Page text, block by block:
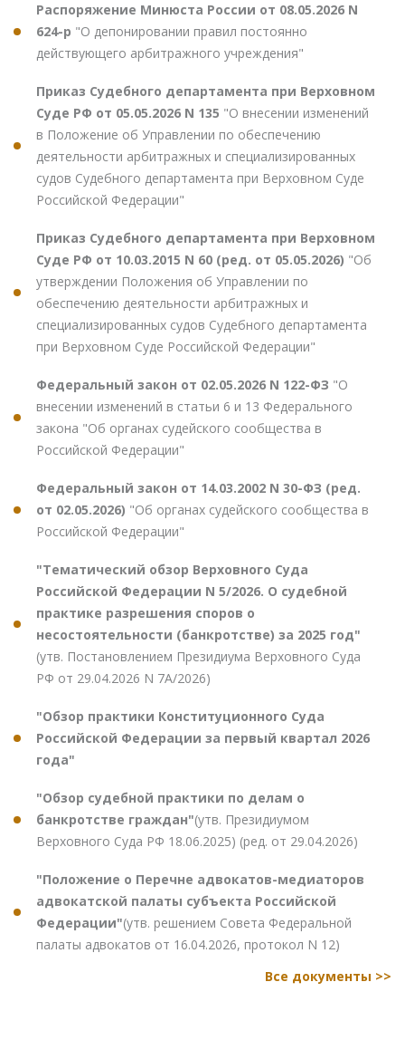
Распоряжение Минюста России от 08.05.2026 N
624-р "О депонировании правил постоянно
действующего арбитражного учреждения"
Приказ Судебного департамента при Верховном
Суде РФ от 05.05.2026 N 135 "О внесении изменений
в Положение об Управлении по обеспечению
деятельности арбитражных и специализированных
судов Судебного департамента при Верховном Суде
Российской Федерации"
Приказ Судебного департамента при Верховном
Суде РФ от 10.03.2015 N 60 (ред. от 05.05.2026) "Об
утверждении Положения об Управлении по
обеспечению деятельности арбитражных и
специализированных судов Судебного департамента
при Верховном Суде Российской Федерации"
Федеральный закон от 02.05.2026 N 122-ФЗ "О
внесении изменений в статьи 6 и 13 Федерального
закона "Об органах судейского сообщества в
Российской Федерации"
Федеральный закон от 14.03.2002 N 30-ФЗ (ред.
от 02.05.2026) "Об органах судейского сообщества в
Российской Федерации"
"Тематический обзор Верховного Суда
Российской Федерации N 5/2026. О судебной
практике разрешения споров о
несостоятельности (банкротстве) за 2025 год"
(утв. Постановлением Президиума Верховного Суда
РФ от 29.04.2026 N 7А/2026)
"Обзор практики Конституционного Суда
Российской Федерации за первый квартал 2026
года"
"Обзор судебной практики по делам о
банкротстве граждан"(утв. Президиумом
Верховного Суда РФ 18.06.2025) (ред. от 29.04.2026)
"Положение о Перечне адвокатов-медиаторов
адвокатской палаты субъекта Российской
Федерации"(утв. решением Совета Федеральной
палаты адвокатов от 16.04.2026, протокол N 12)
Все документы >>